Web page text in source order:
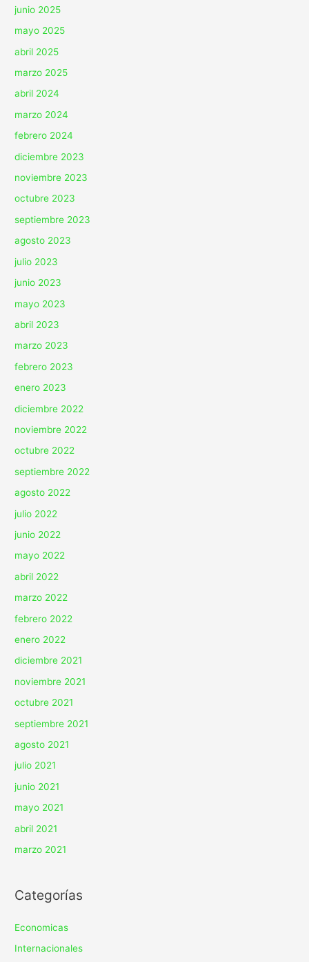
junio 2025
mayo 2025
abril 2025
marzo 2025
abril 2024
marzo 2024
febrero 2024
diciembre 2023
noviembre 2023
octubre 2023
septiembre 2023
agosto 2023
julio 2023
junio 2023
mayo 2023
abril 2023
marzo 2023
febrero 2023
enero 2023
diciembre 2022
noviembre 2022
octubre 2022
septiembre 2022
agosto 2022
julio 2022
junio 2022
mayo 2022
abril 2022
marzo 2022
febrero 2022
enero 2022
diciembre 2021
noviembre 2021
octubre 2021
septiembre 2021
agosto 2021
julio 2021
junio 2021
mayo 2021
abril 2021
marzo 2021
Categorías
Economicas
Internacionales